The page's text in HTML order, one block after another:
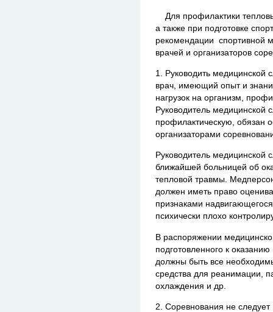
Для профилактики
а также при подготовке
рекомендации спортивной
врачей и организаторов
1. Руководить медицинской
врач, имеющий опыт и
нагрузок на организм,
Руководитель медицинской
профилактическую, обязан
организаторами
Руководитель медицинской
ближайшей больницей об
тепловой травмы.
должен иметь право
признаками
психически плохо
В распоряжении
подготовленного к
должны быть все
средства для реанимации,
охлаждения и др.
2. Соревнования не